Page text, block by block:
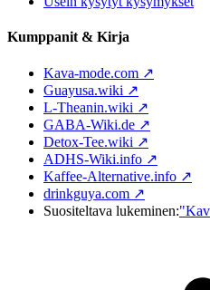
Kumppanit & Kirja
Kava-mode.com ↗
Guayusa.wiki ↗
L-Theanin.wiki ↗
GABA-Wiki.de ↗
Detox-Tee.wiki ↗
ADHS-Wiki.info ↗
Kaffee-Alternative.info ↗
drinkguya.com ↗
Suositeltava lukeminen: